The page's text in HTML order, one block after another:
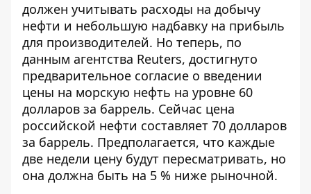
должен учитывать расходы на добычу
нефти и небольшую надбавку на прибыль
для производителей. Но теперь, по
данным агентства Reuters, достигнуто
предварительное согласие о введении
цены на морскую нефть на уровне 60
долларов за баррель. Сейчас цена
российской нефти составляет 70 долларов
за баррель. Предполагается, что каждые
две недели цену будут пересматривать, но
она должна быть на 5 % ниже рыночной.